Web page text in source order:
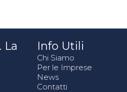
La
Info Utili
Chi Siamo
Per le Imprese
News
Contatti